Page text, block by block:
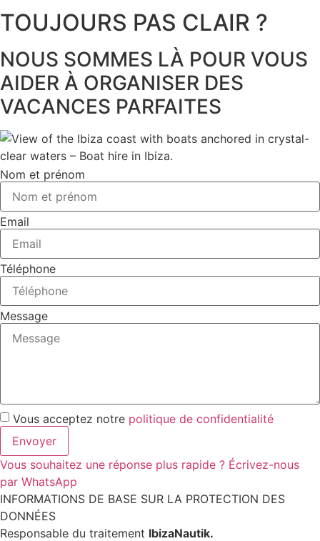
TOUJOURS PAS CLAIR ?
NOUS SOMMES LÀ POUR VOUS
AIDER À ORGANISER DES
VACANCES PARFAITES
Nom et prénom
Email
Téléphone
Message
Vous acceptez notre politique de confidentialité
Envoyer
Vous souhaitez une réponse plus rapide ? Écrivez-nous
par WhatsApp
INFORMATIONS DE BASE SUR LA PROTECTION DES
DONNÉES
Responsable du traitement IbizaNautik.